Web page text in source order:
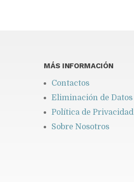
MÁS INFORMACIÓN
Contactos
Eliminación de Datos
Política de Privacidad
Sobre Nosotros